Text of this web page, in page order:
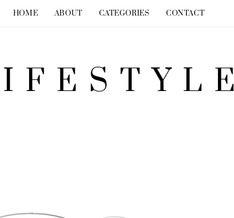
HOME ABOUT CATEGORIES CONTACT